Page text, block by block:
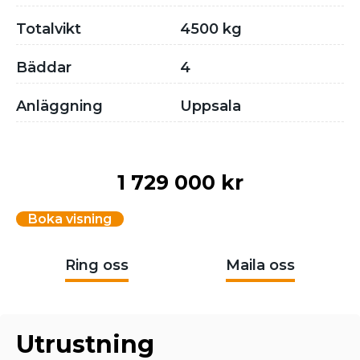
Totalvikt 4500 kg
Bäddar 4
Anläggning Uppsala
1 729 000 kr
Boka visning
Ring oss Maila oss
Utrustning